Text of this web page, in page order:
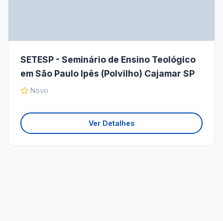
SETESP - Seminário de Ensino Teológico
em São Paulo Ipês (Polvilho) Cajamar SP
Novo
Ver Detalhes